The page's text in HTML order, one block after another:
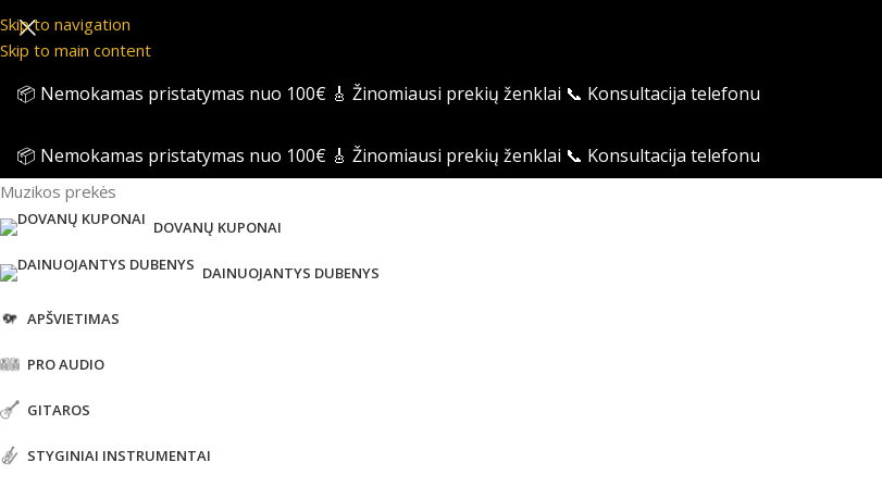
Skip to navigation
Skip to main content
📦 Nemokamas pristatymas nuo 100€ 🎸 Žinomiausi prekių ženklai 📞 Konsultacija telefonu
📦 Nemokamas pristatymas nuo 100€ 🎸 Žinomiausi prekių ženklai 📞 Konsultacija telefonu
Muzikos prekės
DOVANŲ KUPONAI
DAINUOJANTYS DUBENYS
APŠVIETIMAS
PRO AUDIO
GITAROS
STYGINIAI INSTRUMENTAI